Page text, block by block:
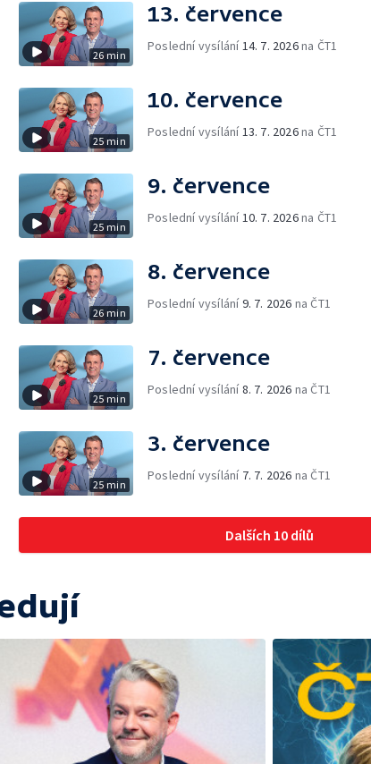
26 min
13. července
Poslední vysílání 14. 7. 2026na ČT1
25 min
10. července
Poslední vysílání 13. 7. 2026na ČT1
25 min
9. července
Poslední vysílání 10. 7. 2026na ČT1
26 min
8. července
Poslední vysílání9. 7. 2026 na ČT1
25 min
7. července
Poslední vysílání8. 7. 2026 na ČT1
25 min
3. července
Poslední vysílání 7. 7. 2026 na ČT1
Dalších 10 dílů